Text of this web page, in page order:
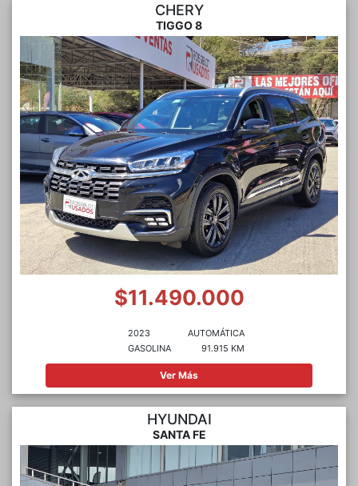
CHERY
TIGGO 8
$11.490.000
2023
GASOLINA
AUTOMÁTICA
91.915 KM
Ver Más
HYUNDAI
SANTA FE